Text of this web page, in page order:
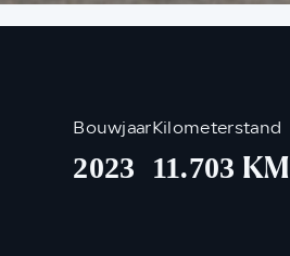
Bouwjaar
2023
Kilometerstand
11.703 KM